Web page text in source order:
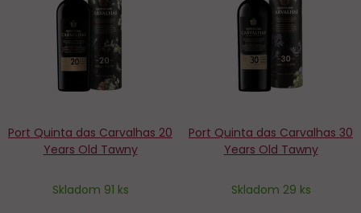
Port Quinta das Carvalhas 20
Years Old Tawny
Skladom 91 ks
obľúbených
Port Quinta das Carvalhas 30
Years Old Tawny
Skladom 29 ks